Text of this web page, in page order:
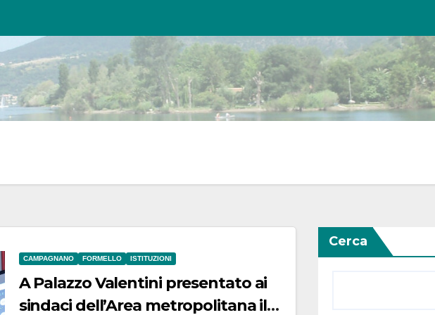
CAMPAGNANO FORMELLO ISTITUZIONI
A Palazzo Valentini presentato ai
sindaci dell’Area metropolitana il
Cerca